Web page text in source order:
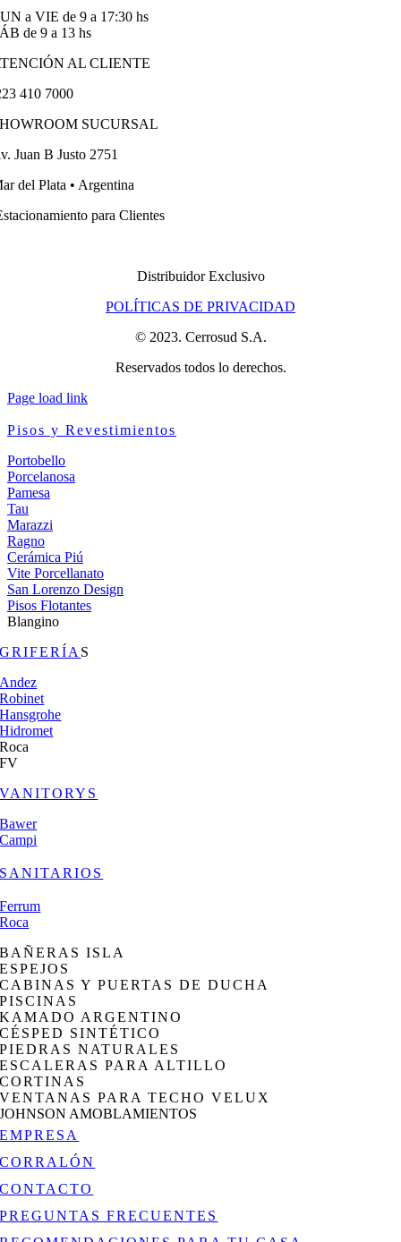
a VIE de 9 a 17:30 hs
de 9 a 13 hs
AL CLIENTE
410 7000
SUCURSAL
Juan B Justo 2751
del Plata • Argentina
para Clientes
Distribuidor Exclusivo
POLÍTICAS DE PRIVACIDAD
© 2023. Cerrosud S.A.
Reservados todos lo derechos.
Page load link
Pisos y Revestimientos
Portobello
Porcelanosa
Pamesa
Tau
Marazzi
Ragno
Cerámica Piú
Vite Porcellanato
San Lorenzo Design
Pisos Flotantes
Blangino
GRIFERÍA S
Andez
Robinet
Hansgrohe
Hidromet
Roca
FV
VANITORYS
Bawer
Campi
SANITARIOS
Ferrum
Roca
BAÑERAS ISLA
ESPEJOS
CABINAS Y PUERTAS DE DUCHA
PISCINAS
KAMADO ARGENTINO
CÉSPED SINTÉTICO
PIEDRAS NATURALES
ESCALERAS PARA ALTILLO
CORTINAS
VENTANAS PARA TECHO VELUX
JOHNSON AMOBLAMIENTOS
EMPRESA
CORRALÓN
CONTACTO
PREGUNTAS FRECUENTES